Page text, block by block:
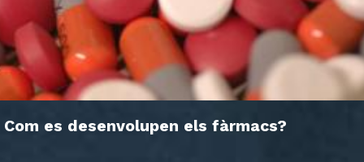
Com es desenvolupen els fàrmacs?